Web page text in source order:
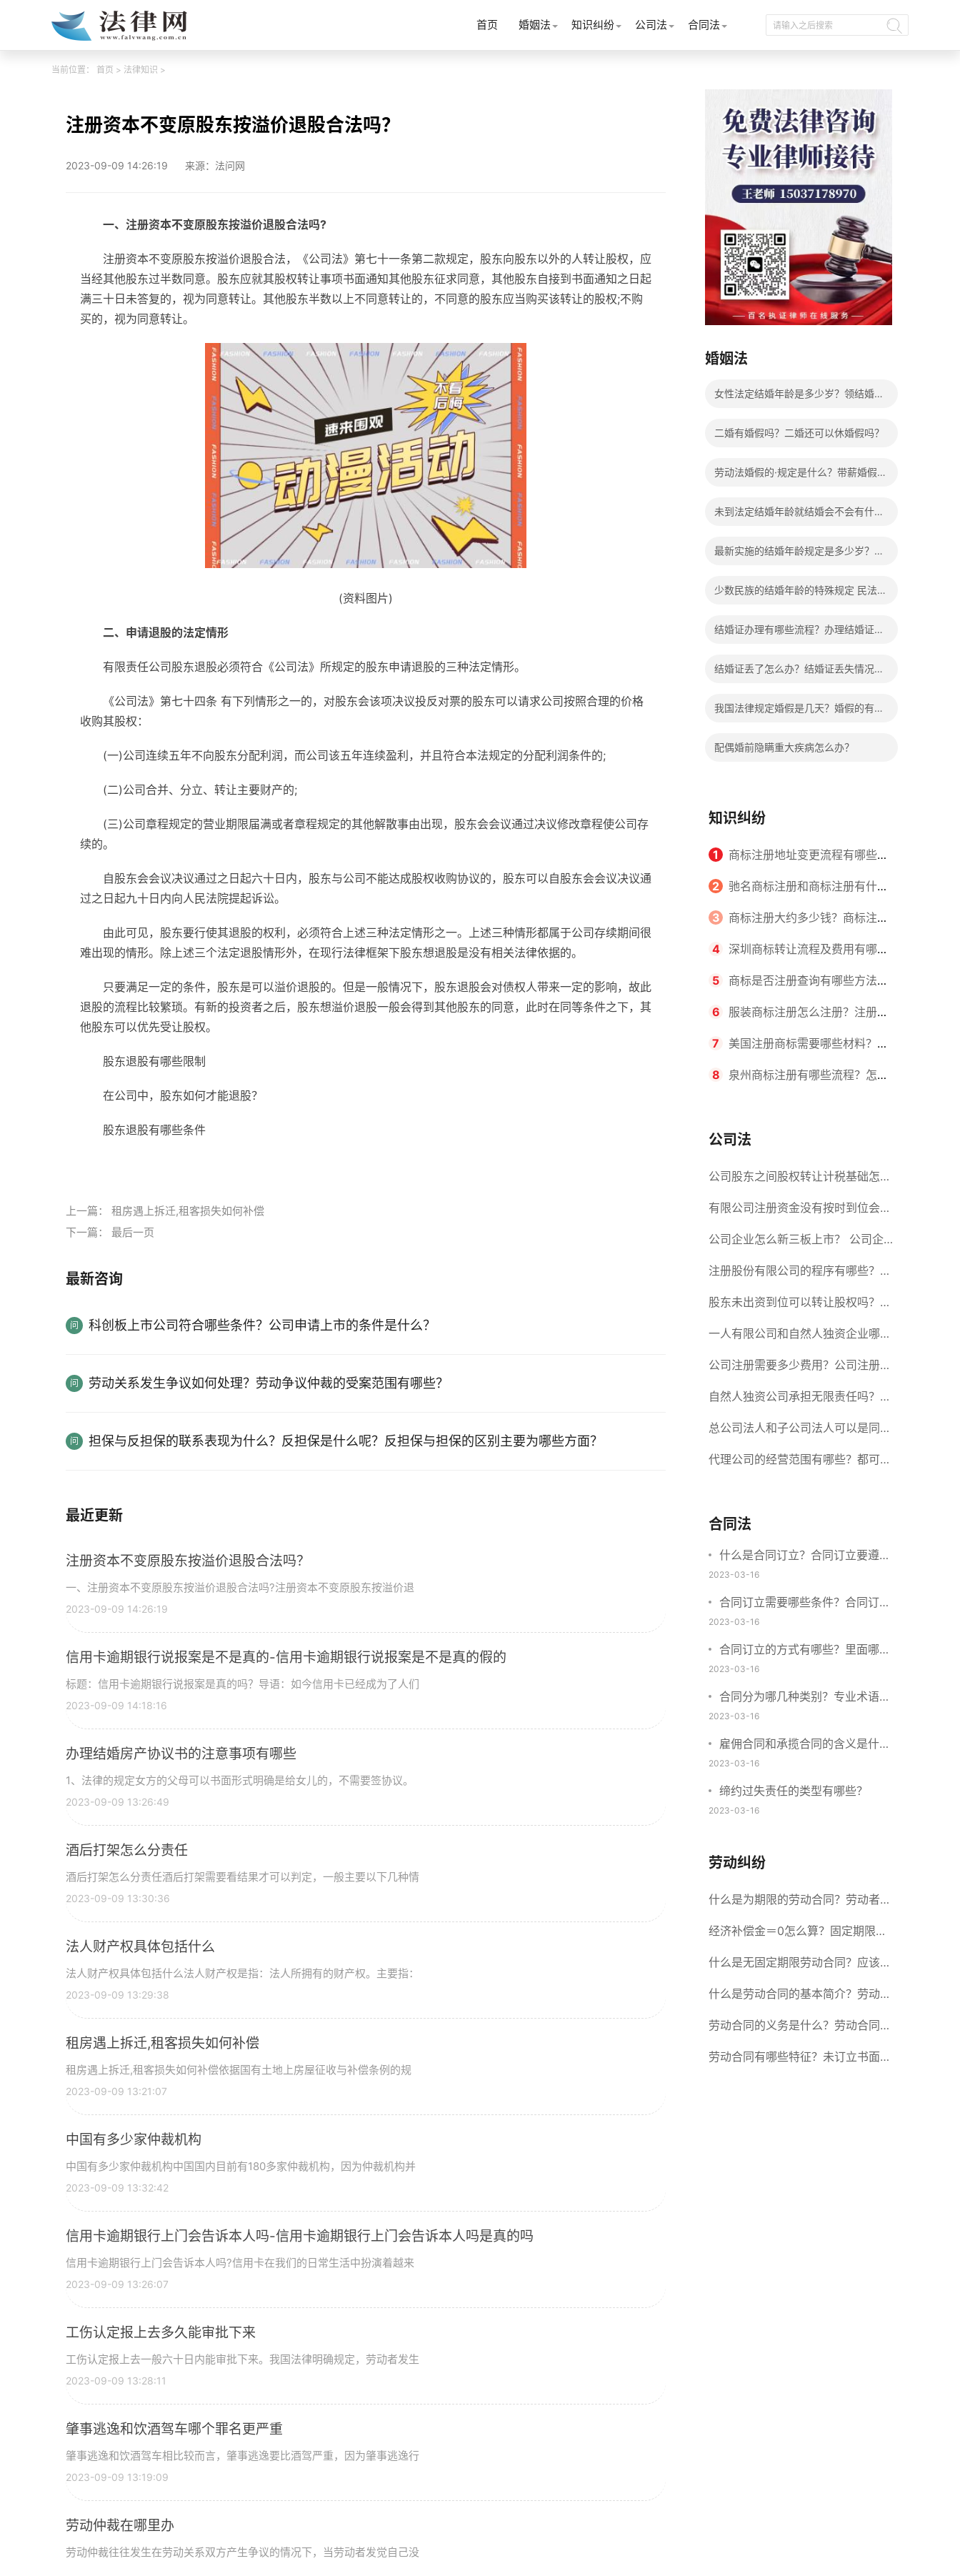
首页 婚姻法 知识纠纷 公司法 合同法
当前位置： 首页 > 法律知识 >
注册资本不变原股东按溢价退股合法吗？
2023-09-09 14:26:19 来源：法问网
一、注册资本不变原股东按溢价退股合法吗?
注册资本不变原股东按溢价退股合法，《公司法》第七十一条第二款规定，股东向股东以外的人转让股权，应
当经其他股东过半数同意。股东应就其股权转让事项书面通知其他股东征求同意，其他股东自接到书面通知之日起
满三十日未答复的，视为同意转让。其他股东半数以上不同意转让的，不同意的股东应当购买该转让的股权;不购
买的，视为同意转让。
(资料图片)
二、申请退股的法定情形
有限责任公司股东退股必须符合《公司法》所规定的股东申请退股的三种法定情形。
《公司法》第七十四条 有下列情形之一的，对股东会该项决议投反对票的股东可以请求公司按照合理的价格
收购其股权：
(一)公司连续五年不向股东分配利润，而公司该五年连续盈利，并且符合本法规定的分配利润条件的;
(二)公司合并、分立、转让主要财产的;
(三)公司章程规定的营业期限届满或者章程规定的其他解散事由出现，股东会会议通过决议修改章程使公司存
续的。
自股东会会议决议通过之日起六十日内，股东与公司不能达成股权收购协议的，股东可以自股东会会议决议通
过之日起九十日内向人民法院提起诉讼。
由此可见，股东要行使其退股的权利，必须符合上述三种法定情形之一。上述三种情形都属于公司存续期间很
难出现的情形。除上述三个法定退股情形外，在现行法律框架下股东想退股是没有相关法律依据的。
只要满足一定的条件，股东是可以溢价退股的。但是一般情况下，股东退股会对债权人带来一定的影响，故此
退股的流程比较繁琐。有新的投资者之后，股东想溢价退股一般会得到其他股东的同意，此时在同等条件之下，其
他股东可以优先受让股权。
股东退股有哪些限制
在公司中，股东如何才能退股？
股东退股有哪些条件
上一篇： 租房遇上拆迁,租客损失如何补偿
下一篇： 最后一页
最新咨询
科创板上市公司符合哪些条件？公司申请上市的条件是什么？
劳动关系发生争议如何处理？劳动争议仲裁的受案范围有哪些？
担保与反担保的联系表现为什么？反担保是什么呢？反担保与担保的区别主要为哪些方面？
最近更新
注册资本不变原股东按溢价退股合法吗？
一、注册资本不变原股东按溢价退股合法吗?注册资本不变原股东按溢价退
2023-09-09 14:26:19
信用卡逾期银行说报案是不是真的-信用卡逾期银行说报案是不是真的假的
标题：信用卡逾期银行说报案是真的吗？导语：如今信用卡已经成为了人们
2023-09-09 14:18:16
办理结婚房产协议书的注意事项有哪些
1、法律的规定女方的父母可以书面形式明确是给女儿的，不需要签协议。
2023-09-09 13:26:49
酒后打架怎么分责任
酒后打架怎么分责任酒后打架需要看结果才可以判定，一般主要以下几种情
2023-09-09 13:30:36
法人财产权具体包括什么
法人财产权具体包括什么法人财产权是指：法人所拥有的财产权。主要指：
2023-09-09 13:29:38
租房遇上拆迁,租客损失如何补偿
租房遇上拆迁,租客损失如何补偿依据国有土地上房屋征收与补偿条例的规
2023-09-09 13:21:07
中国有多少家仲裁机构
中国有多少家仲裁机构中国国内目前有180多家仲裁机构，因为仲裁机构并
2023-09-09 13:32:42
信用卡逾期银行上门会告诉本人吗-信用卡逾期银行上门会告诉本人吗是真的吗
信用卡逾期银行上门会告诉本人吗?信用卡在我们的日常生活中扮演着越来
2023-09-09 13:26:07
工伤认定报上去多久能审批下来
工伤认定报上去一般六十日内能审批下来。我国法律明确规定，劳动者发生
2023-09-09 13:28:11
肇事逃逸和饮酒驾车哪个罪名更严重
肇事逃逸和饮酒驾车相比较而言，肇事逃逸要比酒驾严重，因为肇事逃逸行
2023-09-09 13:19:09
劳动仲裁在哪里办
劳动仲裁往往发生在劳动关系双方产生争议的情况下，当劳动者发觉自己没
婚姻法
女性法定结婚年龄是多少岁？领结婚证
二婚有婚假吗？二婚还可以休婚假吗？
劳动法婚假的·规定是什么？带薪婚假工
未到法定结婚年龄就结婚会不会有什么
最新实施的结婚年龄规定是多少岁？法
少数民族的结婚年龄的特殊规定 民法典
结婚证办理有哪些流程？办理结婚证有
结婚证丢了怎么办？结婚证丢失情况有
我国法律规定婚假是几天？婚假的有关
配偶婚前隐瞒重大疾病怎么办？
知识纠纷
1 商标注册地址变更流程有哪些？
怎么提交申请书件？
2 驰名商标注册和商标注册有什么
区别？
3 商标注册大约多少钱？商标注册
查询的方式有哪些？
4 深圳商标转让流程及费用有哪些
要求？商标转让所需时间是多久？
5 商标是否注册查询有哪些方法？
有哪些步骤？
6 服装商标注册怎么注册？注册商
标流程有哪些？
7 美国注册商标需要哪些材料？美
国商标办理流程有哪些？
8 泉州商标注册有哪些流程？怎么
公司法
公司股东之间股权转让计税基础怎么
确认？公司股东之间的股权转让要符
合什么要件？
有限公司注册资金没有按时到位会怎
么样？股份有限公司设立的注册条件
公司企业怎么新三板上市？ 公司企
业新三板上市的流程
注册股份有限公司的程序有哪些？注
册股份有限公司需要提交哪些材料？
股东未出资到位可以转让股权吗？股
东未出资到位能否分红？
一人有限公司和自然人独资企业哪个
好？一人公司设立条件有哪些？
公司注册需要多少费用？公司注册需
要准备什么材料？
自然人独资公司承担无限责任吗？有
限责任公司与有限责任公司的区别
总公司法人和子公司法人可以是同一
个人吗？总公司更名分公司需要更改
代理公司的经营范围有哪些？都可以
合同法
什么是合同订立？合同订立要遵守
什么原则？订立方式有哪些？
2023-03-16
合同订立需要哪些条件？合同订立
与合同成立有什么不同？
2023-03-16
合同订立的方式有哪些？里面哪些
内容、细节条款需要载明？
2023-03-16
合同分为哪几种类别？专业术语分
别是什么？
2023-03-16
雇佣合同和承揽合同的含义是什
么？怎么区分雇佣合同和承揽合
同？
2023-03-16
缔约过失责任的类型有哪些？
2023-03-16
劳动纠纷
什么是为期限的劳动合同？劳动者解
除合同的15种情形
经济补偿金＝0怎么算？固定期限劳
动合同又称什么？
什么是无固定期限劳动合同？应该怎
么解除或终止劳动合同？
什么是劳动合同的基本简介？劳动合
同的形式
劳动合同的义务是什么？劳动合同应
具备哪些条款？
劳动合同有哪些特征？未订立书面劳